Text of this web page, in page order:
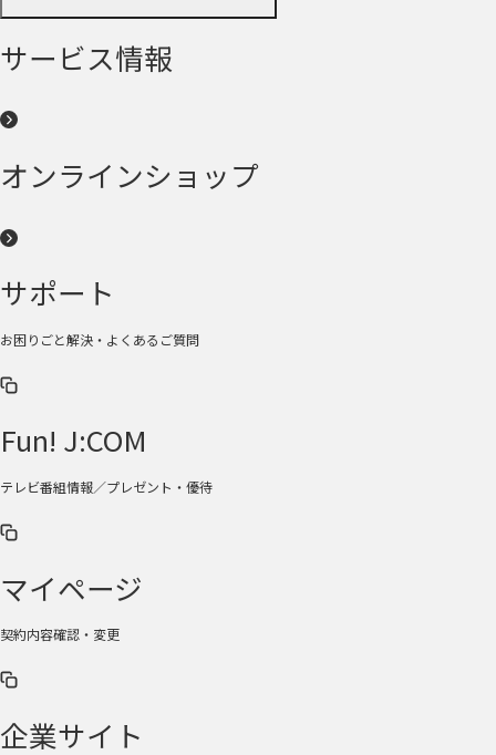
サービス情報
オンラインショップ
サポート
お困りごと解決・よくあるご質問
Fun! J:COM
テレビ番組情報／プレゼント・優待
マイページ
契約内容確認・変更
企業サイト